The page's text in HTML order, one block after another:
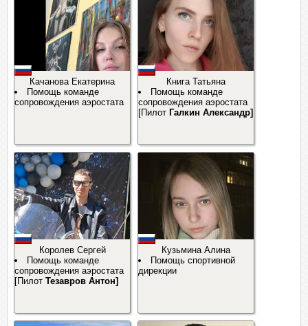
Качанова Екатерина
Помощь команде
сопровождения аэростата
Книга Татьяна
Помощь команде
сопровождения аэростата
[Пилот Галкин Александр]
Королев Сергей
Помощь команде
сопровождения аэростата
[Пилот Тезавров Антон]
Кузьмина Алина
Помощь спортивной
дирекции